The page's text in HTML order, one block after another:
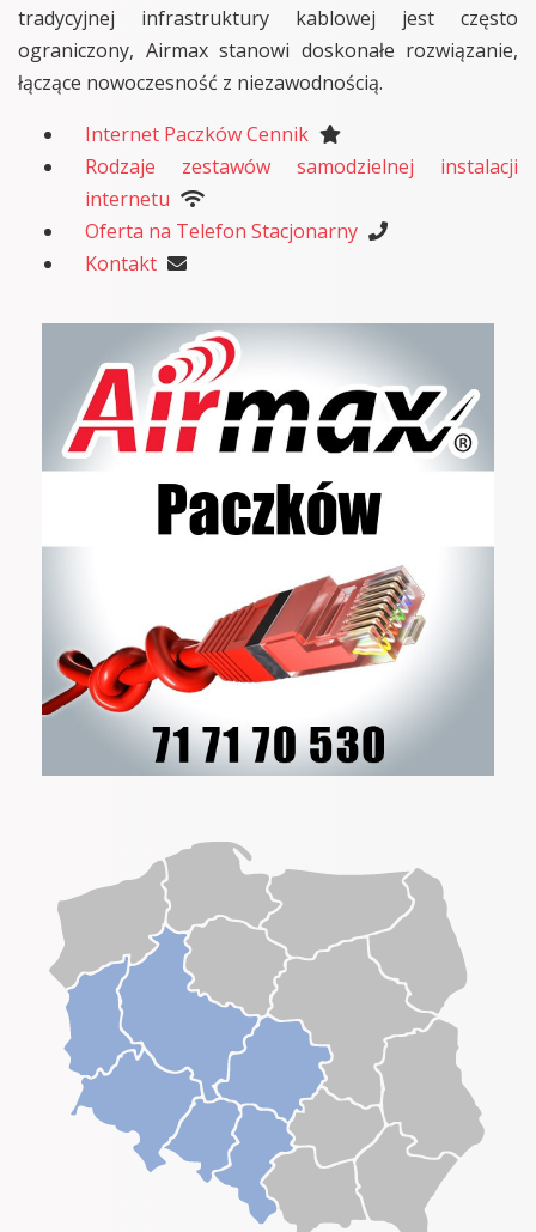
tradycyjnej infrastruktury kablowej jest często
ograniczony, Airmax stanowi doskonałe rozwiązanie,
łączące nowoczesność z niezawodnością.
Internet Paczków Cennik
Rodzaje zestawów samodzielnej instalacji
internetu
Oferta na Telefon Stacjonarny
Kontakt